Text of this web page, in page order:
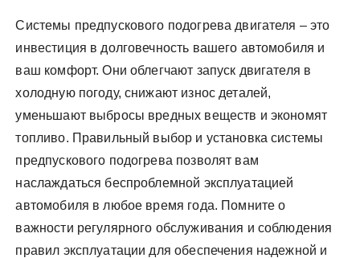
Системы предпускового подогрева двигателя – это
инвестиция в долговечность вашего автомобиля и
ваш комфорт. Они облегчают запуск двигателя в
холодную погоду, снижают износ деталей,
уменьшают выбросы вредных веществ и экономят
топливо. Правильный выбор и установка системы
предпускового подогрева позволят вам
наслаждаться беспроблемной эксплуатацией
автомобиля в любое время года. Помните о
важности регулярного обслуживания и соблюдения
правил эксплуатации для обеспечения надежной и